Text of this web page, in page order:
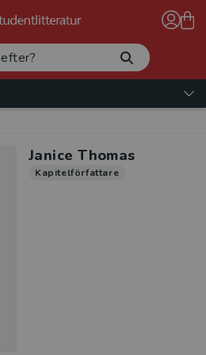
Janice Thomas
Kapitelförfattare